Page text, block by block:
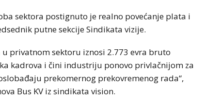
sektora postignuto je realno povećanje plata i
putne sekcije Sindikata vizije.
privatnom sektoru iznosi 2.773 evra bruto
kadrova i čini industriju ponovo privlačnijom za
prekomernog prekovremenog rada“,
Bus KV iz sindikata vision.